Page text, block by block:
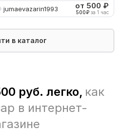
jumaevazarin1993 от 500 ₽
500₽ за 1 час
в каталог
руб. легко, как
в интернет-